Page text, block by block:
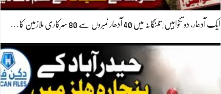
ایک آدھار، دو تنخواہیں! تلنگانہ میں 40 آدھار نمبروں سے 80 سرکاری ملازمین کا…